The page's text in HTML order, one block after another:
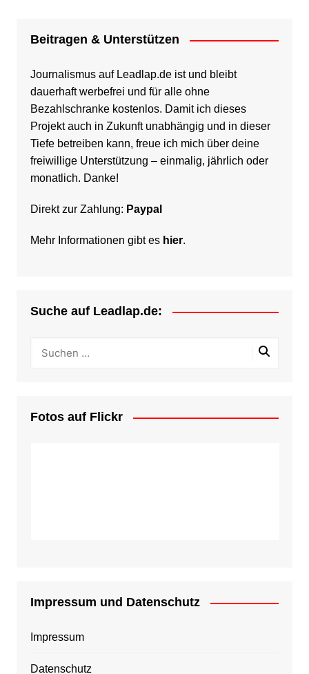
Beitragen & Unterstützen
Journalismus auf Leadlap.de ist und bleibt
dauerhaft werbefrei und für alle ohne
Bezahlschranke kostenlos. Damit ich dieses
Projekt auch in Zukunft unabhängig und in dieser
Tiefe betreiben kann, freue ich mich über deine
freiwillige Unterstützung – einmalig, jährlich oder
monatlich. Danke!
Direkt zur Zahlung: Paypal
Mehr Informationen gibt es hier.
Suche auf Leadlap.de:
Fotos auf Flickr
Impressum und Datenschutz
Impressum
Datenschutz